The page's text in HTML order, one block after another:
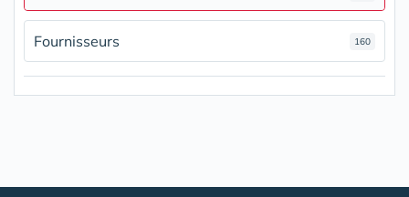
Fournisseurs 160